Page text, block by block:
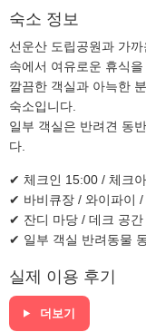
숙소 정보
선운산 도립공원과 가
속에서 여유로운 휴식
깔끔한 객실과 아늑한
숙소입니다.
일부 객실은 반려견 동
다.
✔ 체크인 15:00 / 체크
✔ 바비큐장 / 와이파이 /
✔ 잔디 마당 / 데크 공간
✔ 일부 객실 반려동물
실제 이용 후기
더보기